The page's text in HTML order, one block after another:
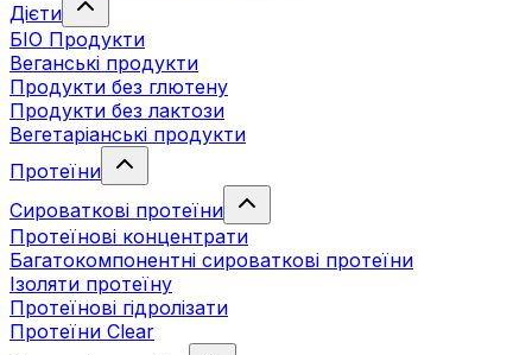
Дієти
БІО Продукти
Веганські продукти
Продукти без глютену
Продукти без лактози
Вегетаріанські продукти
Протеїни
Сироваткові протеїни
Протеїнові концентрати
Багатокомпонентні сироваткові протеїни
Ізоляти протеїну
Протеїнові гідролізати
Протеїни Clear